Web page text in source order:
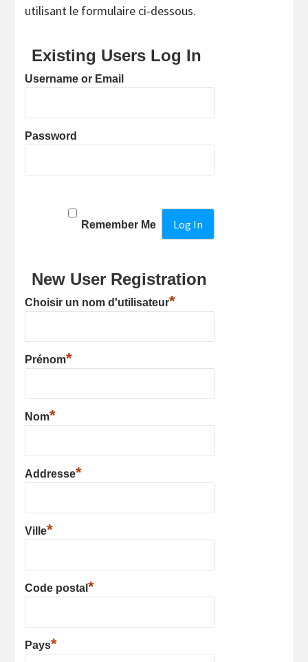
utilisant le formulaire ci-dessous.
Existing Users Log In
Username or Email
Password
Remember Me
New User Registration
Choisir un nom d'utilisateur*
Prénom*
Nom*
Addresse*
Ville*
Code postal *
Pays*